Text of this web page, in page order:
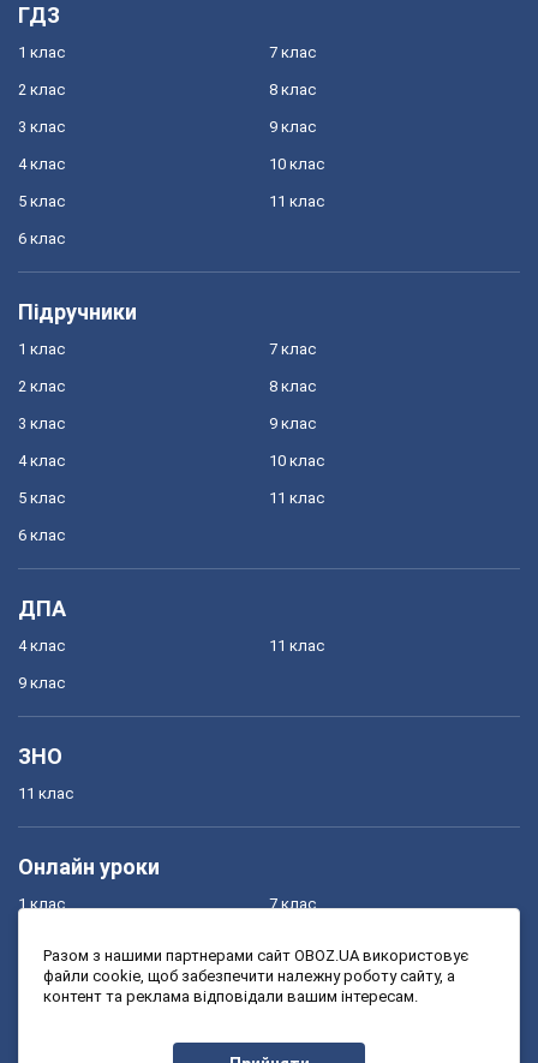
ГДЗ
1 клас
2 клас
3 клас
4 клас
5 клас
6 клас
7 клас
8 клас
9 клас
10 клас
11 клас
Підручники
1 клас
2 клас
3 клас
4 клас
5 клас
6 клас
7 клас
8 клас
9 клас
10 клас
11 клас
ДПА
4 клас
9 клас
11 клас
ЗНО
11 клас
Онлайн уроки
1 клас
3 клас
7 клас
9 клас
Разом з нашими партнерами сайт OBOZ.UA використовує
файли cookie, щоб забезпечити належну роботу сайту, а
контент та реклама відповідали вашим інтересам.